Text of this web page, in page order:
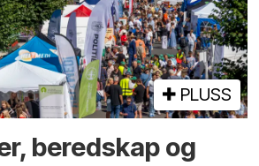
PLUSS
beredskap og